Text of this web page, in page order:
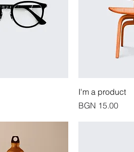
I'm a product
價格
BGN 15.00